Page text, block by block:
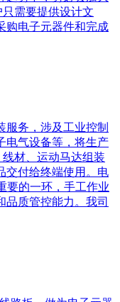
需要提供设计文
购电子元器件和完成
服务，涉及工业控制
电气设备等，将生产
材、运动马达组装
交付给终端使用。电
要的一环，手工作业
品质管控能力。我司